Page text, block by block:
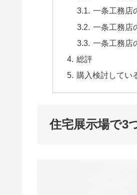
一条工務店
一条工務店
一条工務店
総評
購入検討してい
住宅展示場で3